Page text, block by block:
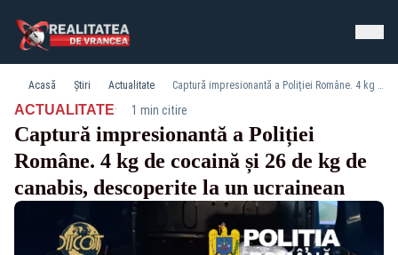
Acasă Știri Actualitate Captură impresionantă a Poliției Române. 4 kg de cocaină și 26 de kg de canabis, descoperite la un ucrainean
ACTUALITATE· 1 min citire
Captură impresionantă a Poliției
Române. 4 kg de cocaină și 26 de kg de
canabis, descoperite la un ucrainean